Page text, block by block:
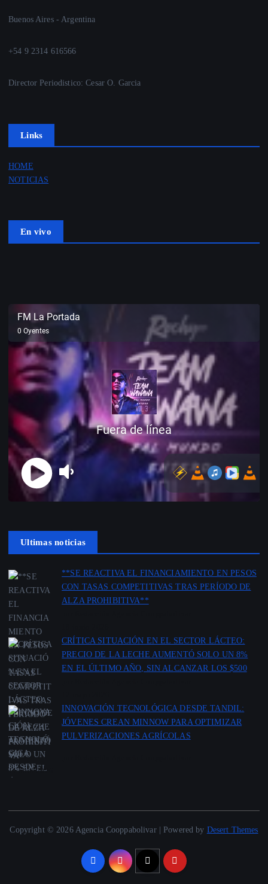
Buenos Aires - Argentina
+54 9 2314 616566
Director Periodistico: Cesar O. Garcia
Links
HOME
NOTICIAS
En vivo
Ultimas noticias
**SE REACTIVA EL FINANCIAMIENTO EN PESOS
CON TASAS COMPETITIVAS TRAS PERÍODO DE
ALZA PROHIBITIVA**
CRÍTICA SITUACIÓN EN EL SECTOR LÁCTEO:
PRECIO DE LA LECHE AUMENTÓ SOLO UN 8%
EN EL ÚLTIMO AÑO, SIN ALCANZAR LOS $500
INNOVACIÓN TECNOLÓGICA DESDE TANDIL:
JÓVENES CREAN MINNOW PARA OPTIMIZAR
PULVERIZACIONES AGRÍCOLAS
11 abril 2026
Copyright © 2026 Agencia Cooppabolivar | Powered by Desert Themes